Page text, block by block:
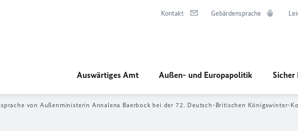
Kontakt Gebärdensprache
Auswärtiges Amt Außen- und Europapolitik Sicher
von Außenministerin Annalena Baerbock bei der 72. Deutsch-Britischen Königswinter-